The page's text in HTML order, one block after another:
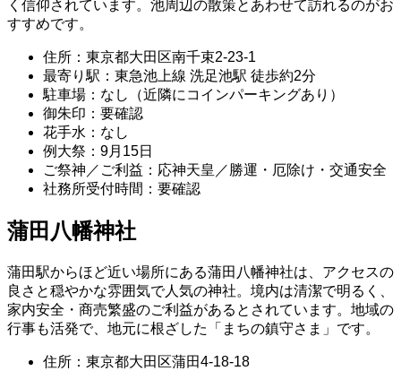
く信仰されています。池周辺の散策とあわせて訪れるのがお
すすめです。
住所：東京都大田区南千束2-23-1
最寄り駅：東急池上線 洗足池駅 徒歩約2分
駐車場：なし（近隣にコインパーキングあり）
御朱印：要確認
花手水：なし
例大祭：9月15日
ご祭神／ご利益：応神天皇／勝運・厄除け・交通安全
社務所受付時間：要確認
蒲田八幡神社
蒲田駅からほど近い場所にある蒲田八幡神社は、アクセスの
良さと穏やかな雰囲気で人気の神社。境内は清潔で明るく、
家内安全・商売繁盛のご利益があるとされています。地域の
行事も活発で、地元に根ざした「まちの鎮守さま」です。
住所：東京都大田区蒲田4-18-18